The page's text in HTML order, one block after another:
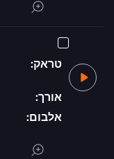
טראק:
אורך:
אלבום: